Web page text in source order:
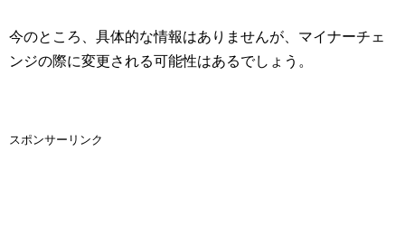
今のところ、具体的な情報はありませんが、マイナーチェ
ンジの際に変更される可能性はあるでしょう。
スポンサーリンク